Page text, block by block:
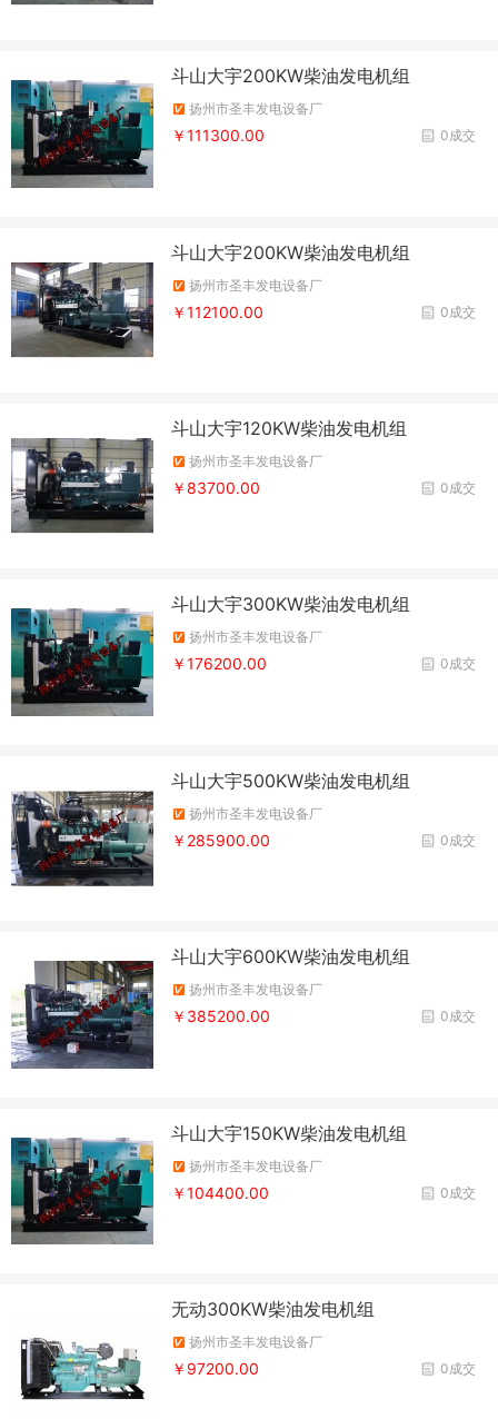
斗山大宇200KW柴油发电机组
扬州市圣丰发电设备厂
0成交
￥111300.00
斗山大宇200KW柴油发电机组
扬州市圣丰发电设备厂
0成交
￥112100.00
斗山大宇120KW柴油发电机组
扬州市圣丰发电设备厂
0成交
￥83700.00
斗山大宇300KW柴油发电机组
扬州市圣丰发电设备厂
0成交
￥176200.00
斗山大宇500KW柴油发电机组
扬州市圣丰发电设备厂
0成交
￥285900.00
斗山大宇600KW柴油发电机组
扬州市圣丰发电设备厂
0成交
￥385200.00
斗山大宇150KW柴油发电机组
扬州市圣丰发电设备厂
0成交
￥104400.00
无动300KW柴油发电机组
扬州市圣丰发电设备厂
0成交
￥97200.00